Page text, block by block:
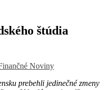
štúdia
Noviny
prebehli jedinečné zmeny